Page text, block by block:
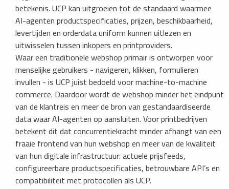
betekenis. UCP kan uitgroeien tot de standaard waarmee
AI-agenten productspecificaties, prijzen, beschikbaarheid,
levertijden en orderdata uniform kunnen uitlezen en
uitwisselen tussen inkopers en printproviders.
Waar een traditionele webshop primair is ontworpen voor
menselijke gebruikers - navigeren, klikken, formulieren
invullen - is UCP juist bedoeld voor machine-to-machine
commerce. Daardoor wordt de webshop minder het eindpunt
van de klantreis en meer de bron van gestandaardiseerde
data waar AI-agenten op aansluiten. Voor printbedrijven
betekent dit dat concurrentiekracht minder afhangt van een
fraaie frontend van hun webshop en meer van de kwaliteit
van hun digitale infrastructuur: actuele prijsfeeds,
configureerbare productspecificaties, betrouwbare API’s en
compatibiliteit met protocollen als UCP.